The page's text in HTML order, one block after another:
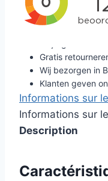
Gratis
Wij bezorgen in
Klanten geven
Informations sur
Informations sur
Description